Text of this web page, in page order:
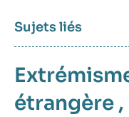
Sujets liés
étrangère ,